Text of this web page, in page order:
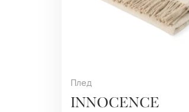
Плед
INNOCENCE